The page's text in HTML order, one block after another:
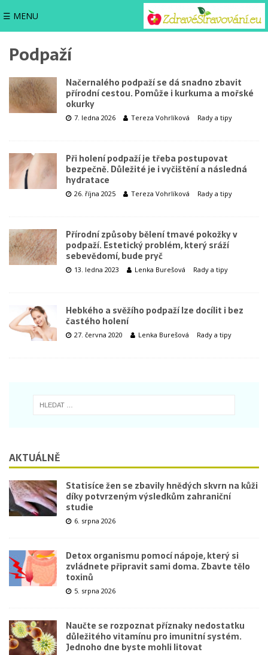
☰ MENU
Podpaží
Načernalého podpaží se dá snadno zbavit
přírodní cestou. Pomůže i kurkuma a mořské
okurky
7. ledna 2026 Tereza Vohrlíková Rady a tipy
Při holení podpaží je třeba postupovat
bezpečně. Důležité je i vyčištění a následná
hydratace
26. října 2025 Tereza Vohrlíková Rady a tipy
Přírodní způsoby bělení tmavé pokožky v
podpaží. Estetický problém, který sráží
sebevědomí, bude pryč
13. ledna 2023 Lenka Burešová Rady a tipy
Hebkého a svěžího podpaží lze docílit i bez
častého holení
27. června 2020 Lenka Burešová Rady a tipy
AKTUÁLNĚ
Statisíce žen se zbavily hnědých skvrn na kůži
díky potvrzeným výsledkům zahraniční
studie
6. srpna 2026
Detox organismu pomocí nápoje, který si
zvládnete připravit sami doma. Zbavte tělo
toxinů
5. srpna 2026
Naučte se rozpoznat příznaky nedostatku
důležitého vitamínu pro imunitní systém.
Jednoho dne byste mohli litovat